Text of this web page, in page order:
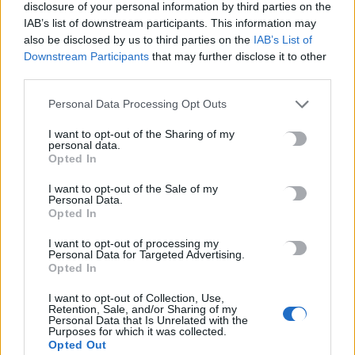
disclosure of your personal information by third parties on the
IAB’s list of downstream participants. This information may
also be disclosed by us to third parties on the IAB’s List of
Downstream Participants that may further disclose it to other
Personal Data Processing Opt Outs
I want to opt-out of the Sharing of my
personal data.
Opted In
I want to opt-out of the Sale of my
Personal Data.
Opted In
I want to opt-out of processing my
Personal Data for Targeted Advertising.
Opted In
I want to opt-out of Collection, Use,
Retention, Sale, and/or Sharing of my
Personal Data that Is Unrelated with the
Purposes for which it was collected.
Opted Out
«Η ψηφιακή κάρτα ήρθε και είναι ένα εργαλείο σημαντικό που
καταπολεμάει την αδήλωτη απασχόληση», αναφέρει σε
ανακοίνωσή του…
Newsroom 19 Νοεμβρίου, 2025
ΚΟΙΝΩΝΙΑ ΚΡΗΤΗ